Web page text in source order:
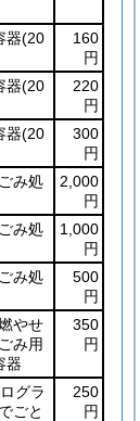
器(20
160
円
器(20
220
円
器(20
300
円
み処
2,000
円
み処
1,000
円
み処
500
円
やせ
み用
器
350
円
グラ
ごと
250
円